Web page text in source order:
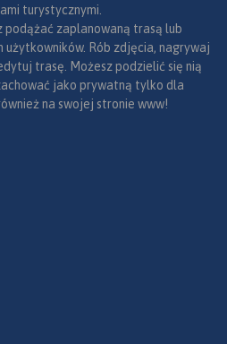
turystycznymi.
podążać zaplanowaną trasą lub
użytkowników. Rób zdjęcia, nagrywaj
trasę. Możesz podzielić się nią
jako prywatną tylko dla
na swojej stronie www!